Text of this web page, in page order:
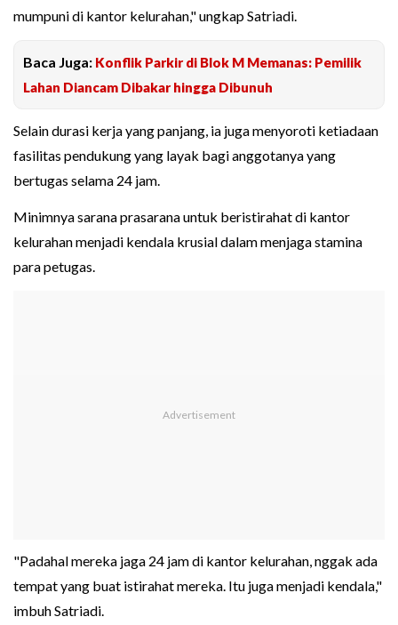
mumpuni di kantor kelurahan," ungkap Satriadi.
Baca Juga: Konflik Parkir di Blok M Memanas: Pemilik
Lahan Diancam Dibakar hingga Dibunuh
Selain durasi kerja yang panjang, ia juga menyoroti ketiadaan
fasilitas pendukung yang layak bagi anggotanya yang
bertugas selama 24 jam.
Minimnya sarana prasarana untuk beristirahat di kantor
kelurahan menjadi kendala krusial dalam menjaga stamina
para petugas.
"Padahal mereka jaga 24 jam di kantor kelurahan, nggak ada
tempat yang buat istirahat mereka. Itu juga menjadi kendala,"
imbuh Satriadi.